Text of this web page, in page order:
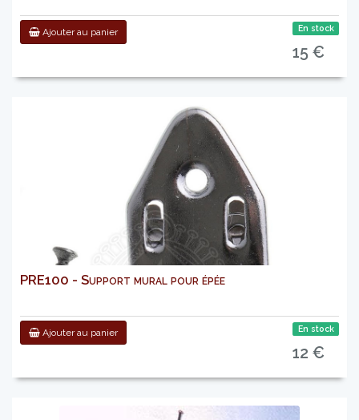
Ajouter au panier En stock
15 €
PRE100 - Support mural pour épée
Ajouter au panier En stock
12 €